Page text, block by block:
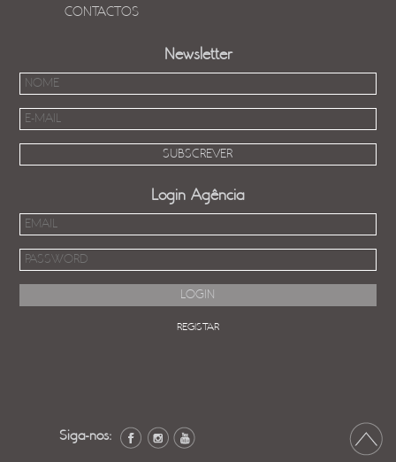
CONTACTOS
Newsletter
Login Agência
REGISTAR
Siga-nos: